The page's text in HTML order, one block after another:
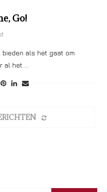
Go!
bieden als het gaat om
al het …